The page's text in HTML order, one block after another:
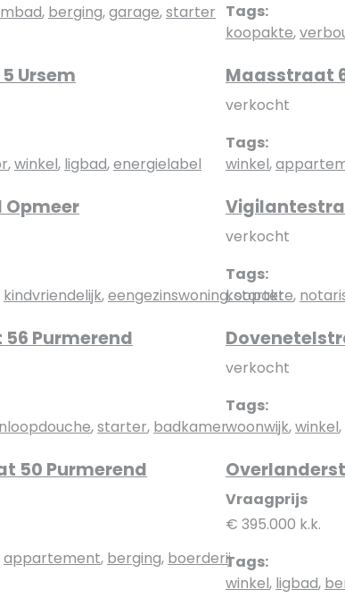
, berging,garage,starter Tags:
koopakte,
Ursem
,winkel, ligbad,energielabel
Maasstraat
verkocht
Tags:
winkel,
Opmeer
kindvriendelijk,eengezinswoning,starter
verkocht
Tags:
koopakte,
Purmerend
,starter, badkamer
verkocht
Tags:
woonwijk,winkel,
50 Purmerend
appartement, berging, boerderij
Vraagprijs
€ 395.000 k.k.
Tags:
winkel, ligbad,